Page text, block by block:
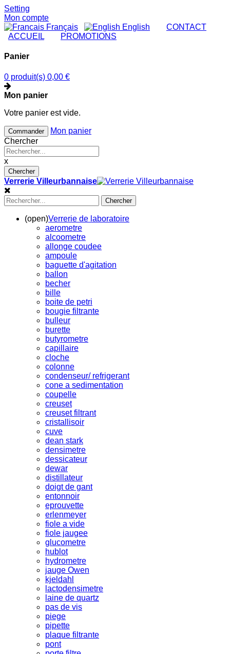
Setting
Mon compte
Français
English CONTACT
ACCUEIL
PROMOTIONS
Panier
0 produit(s) 0,00 €
Mon panier
Votre panier est vide.
Commander
Mon panier
Chercher
x
Chercher
Verrerie Villeurbannaise
Chercher
(open)Verrerie de laboratoire
aerometre
alcoometre
allonge coudee
ampoule
baguette d'agitation
ballon
becher
bille
boite de petri
bougie filtrante
bulleur
burette
butyrometre
capillaire
cloche
colonne
condenseur/ refrigerant
cone a sedimentation
coupelle
creuset
creuset filtrant
cristallisoir
cuve
dean stark
densimetre
dessicateur
dewar
distillateur
doigt de gant
entonnoir
eprouvette
erlenmeyer
fiole a vide
fiole jaugee
glucometre
hublot
hydrometre
jauge Owen
kjeldahl
lactodensimetre
laine de quartz
pas de vis
piege
pipette
plaque filtrante
pont